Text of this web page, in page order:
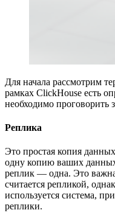
Для начала рассмотрим
рамках ClickHouse есть
необходимо проговорить
Реплика
Это простая копия
одну копию ваших
реплик — одна. Это
считается репликой,
используется система,
реплики.